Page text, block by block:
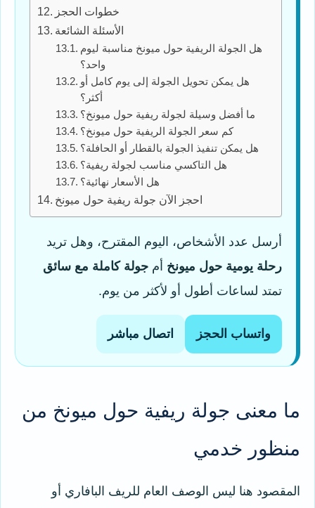
خطوات الحجز
الأسئلة الشائعة
هل الجولة الريفية حول ميونخ مناسبة ليوم
واحد؟
هل يمكن تحويل الجولة إلى يوم كامل أو
أكثر؟
ما أفضل وسيلة لجولة ريفية حول ميونخ؟
كم سعر الجولة الريفية حول ميونخ؟
هل يمكن تنفيذ الجولة بالقطار أو الحافلة؟
هل التاكسي مناسب لجولة ريفية؟
هل الأسعار نهائية؟
احجز الآن جولة ريفية حول ميونخ
أرسل عدد الأشخاص، اليوم المقترح، وهل تريد
رحلة يومية حول ميونخ أم جولة كاملة مع سائق
تمتد لساعات أطول أو لأكثر من يوم.
واتساب الحجز اتصال مباشر
ما معنى جولة ريفية حول ميونخ من
منظور خدمي
المقصود هنا ليس الوصف العام للريف البافاري أو